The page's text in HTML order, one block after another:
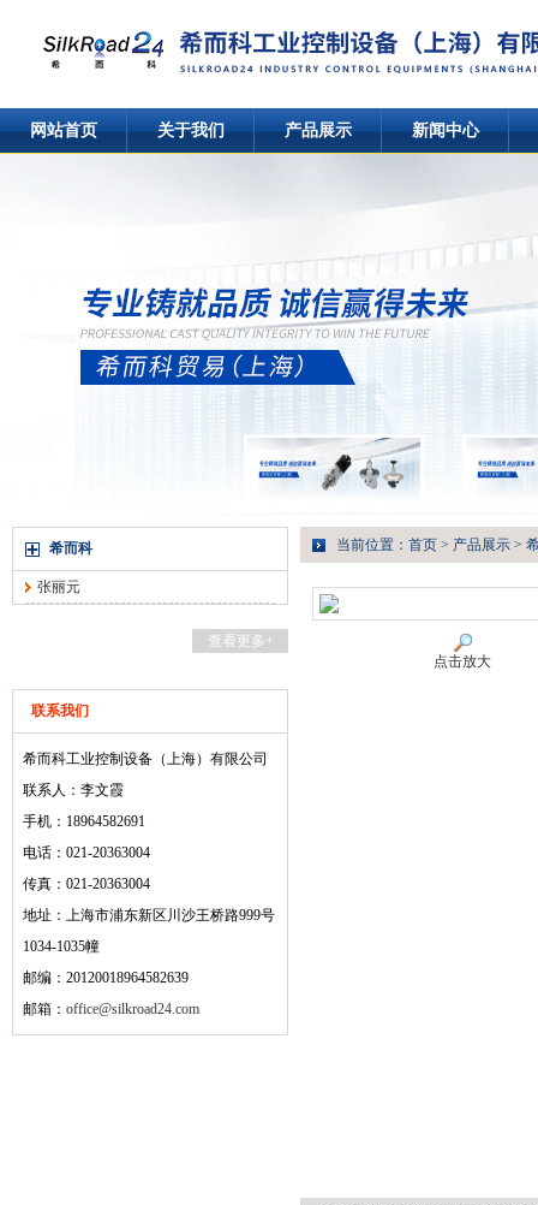
网站首页 关于我们 产品展示 新闻中心
希而科
张丽元
查看更多+
联系我们
希而科工业控制设备（上海）有限公司
联系人：李文霞
手机：18964582691
电话：021-20363004
传真：021-20363004
地址：上海市浦东新区川沙王桥路999号
1034-1035幢
邮编：20120018964582639
邮箱： office@silkroad24.com
当前位置： 首页 > 产品展示 >
点击放大